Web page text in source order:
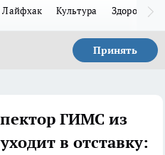
Лайфхак Культура Здоровье
Принять
ГИМС из
в отставку: